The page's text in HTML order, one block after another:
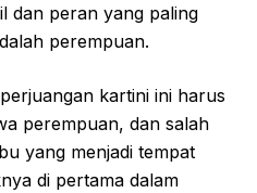
dan peran yang paling
perempuan.
kartini ini harus
perempuan, dan salah
yang menjadi tempat
di pertama dalam